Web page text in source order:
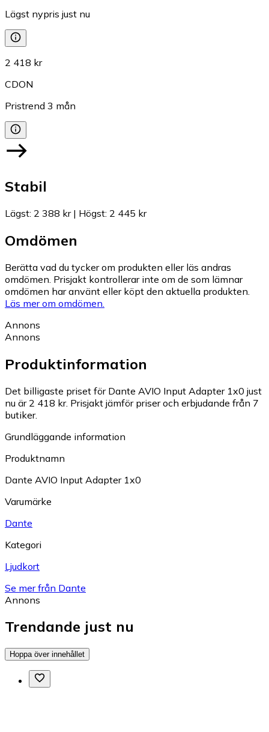
Lägst nypris just nu
2 418 kr
CDON
Pristrend 3 mån
Stabil
Lägst: 2 388 kr| Högst: 2 445 kr
Omdömen
Berätta vad du tycker om produkten eller läs andras
omdömen. Prisjakt kontrollerar inte om de som lämnar
omdömen har använt eller köpt den aktuella produkten.
Läs mer om omdömen.
Annons
Annons
Produktinformation
Det billigaste priset för Dante AVIO Input Adapter 1x0 just
nu är 2 418 kr. Prisjakt jämför priser och erbjudande från 7
butiker.
Grundläggande information
Produktnamn
Dante AVIO Input Adapter 1x0
Varumärke
Dante
Kategori
Ljudkort
Se mer från Dante
Annons
Trendande just nu
Hoppa över innehållet